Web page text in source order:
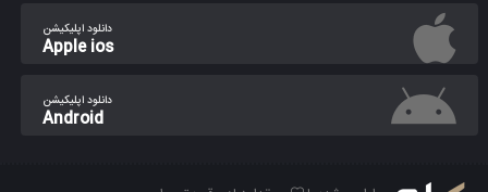
دانلود اپلیکیشن
Apple ios
دانلود اپلیکیشن
Android